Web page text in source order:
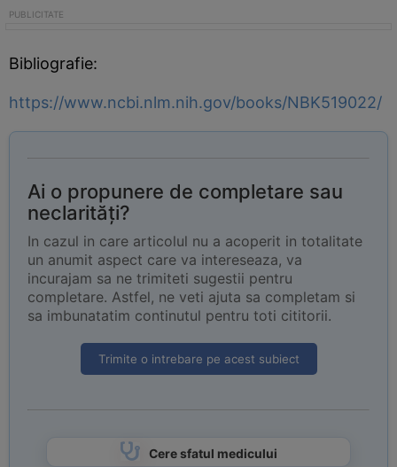
Bibliografie:
https://www.ncbi.nlm.nih.gov/books/NBK519022/
Ai o propunere de completare sau
neclarități?
In cazul in care articolul nu a acoperit in totalitate
un anumit aspect care va intereseaza, va
incurajam sa ne trimiteti sugestii pentru
completare. Astfel, ne veti ajuta sa completam si
sa imbunatatim continutul pentru toti cititorii.
Trimite o intrebare pe acest subiect
Cere sfatul medicului